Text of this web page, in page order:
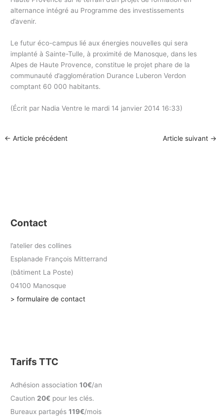
alternance intégré au Programme des investissements
d’avenir.
Le futur éco-campus lié aux énergies nouvelles qui sera
implanté à Sainte-Tulle, à proximité de Manosque, dans les
Alpes de Haute Provence, constitue le projet phare de la
communauté d’agglomération Durance Luberon Verdon
comptant 60 000 habitants.
(Écrit par Nadia Ventre le mardi 14 janvier 2014 16:33)
← Article précédent Article suivant →
Contact
l’atelier des collines
Esplanade François Mitterrand
(bâtiment La Poste)
04100 Manosque
> formulaire de contact
Tarifs TTC
Adhésion association10€/an
Caution 20€ pour les clés.
Bureaux partagés119€/mois